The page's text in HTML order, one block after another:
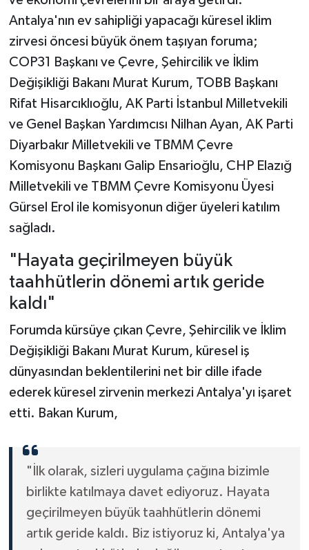
Antalya'nın ev sahipliği yapacağı küresel iklim
zirvesi öncesi büyük önem taşıyan foruma;
COP31 Başkanı ve Çevre, Şehircilik ve İklim
Değişikliği Bakanı Murat Kurum, TOBB Başkanı
Rifat Hisarcıklıoğlu, AK Parti İstanbul Milletvekili
ve Genel Başkan Yardımcısı Nilhan Ayan, AK Parti
Diyarbakır Milletvekili ve TBMM Çevre
Komisyonu Başkanı Galip Ensarioğlu, CHP Elazığ
Milletvekili ve TBMM Çevre Komisyonu Üyesi
Gürsel Erol ile komisyonun diğer üyeleri katılım
sağladı.
"Hayata geçirilmeyen büyük
taahhütlerin dönemi artık geride
kaldı"
Forumda kürsüye çıkan Çevre, Şehircilik ve İklim
Değişikliği Bakanı Murat Kurum, küresel iş
dünyasından beklentilerini net bir dille ifade
ederek küresel zirvenin merkezi Antalya'yı işaret
etti. Bakan Kurum,
"İlk olarak, sizleri uygulama çağına bizimle
birlikte katılmaya davet ediyoruz. Hayata
geçirilmeyen büyük taahhütlerin dönemi
artık geride kaldı. Biz istiyoruz ki, Antalya'ya